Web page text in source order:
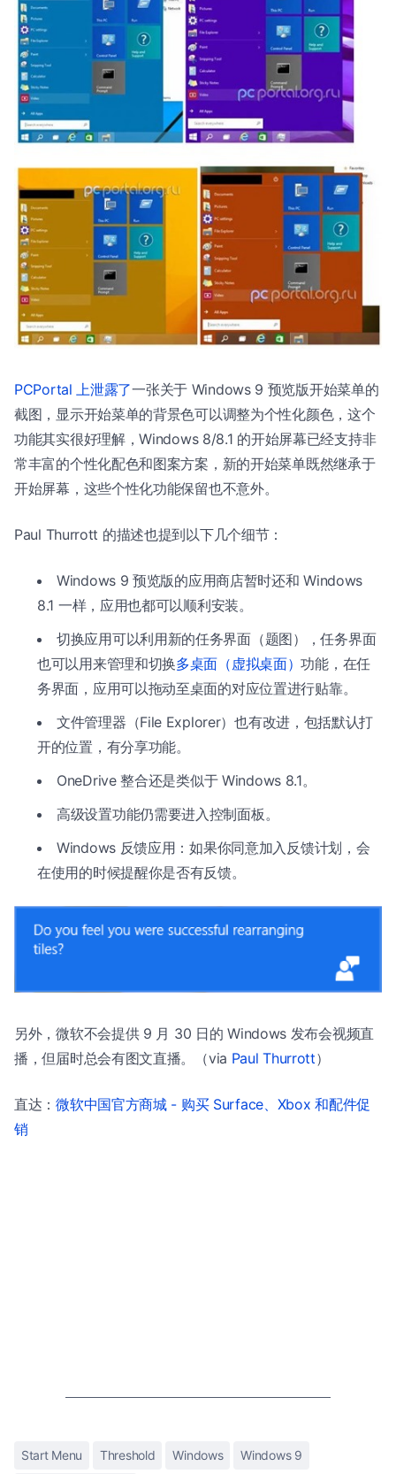
PCPortal 上泄露了一张关于 Windows 9 预览版开始菜单的
截图，显示开始菜单的背景色可以调整为个性化颜色，这个
功能其实很好理解，Windows 8/8.1 的开始屏幕已经支持非
常丰富的个性化配色和图案方案，新的开始菜单既然继承于
开始屏幕，这些个性化功能保留也不意外。
Paul Thurrott 的描述也提到以下几个细节：
Windows 9 预览版的应用商店暂时还和 Windows
8.1 一样，应用也都可以顺利安装。
切换应用可以利用新的任务界面（题图），任务界面
也可以用来管理和切换多桌面（虚拟桌面）功能，在任
务界面，应用可以拖动至桌面的对应位置进行贴靠。
文件管理器（File Explorer）也有改进，包括默认打
开的位置，有分享功能。
OneDrive 整合还是类似于 Windows 8.1。
高级设置功能仍需要进入控制面板。
Windows 反馈应用：如果你同意加入反馈计划，会
在使用的时候提醒你是否有反馈。
另外，微软不会提供 9 月 30 日的 Windows 发布会视频直
播，但届时总会有图文直播。（via Paul Thurrott）
直达：微软中国官方商城 - 购买 Surface、Xbox 和配件促
销
Start Menu Threshold Windows Windows 9